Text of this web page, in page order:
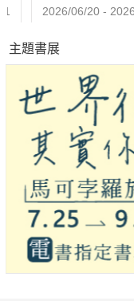
2026/06/20 -
主題書展